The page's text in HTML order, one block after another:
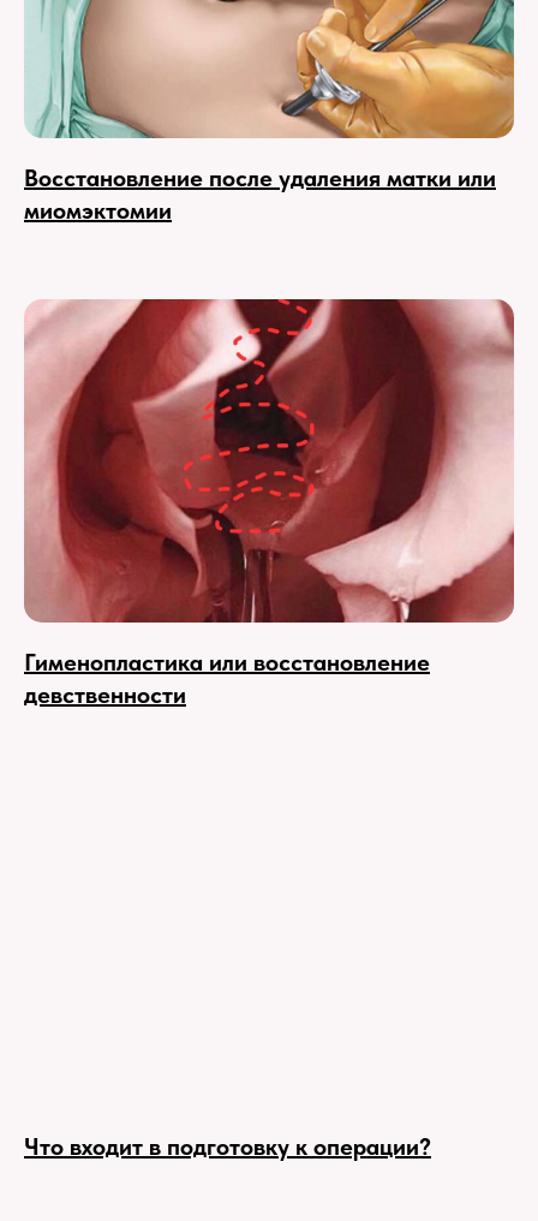
Восстановление после удаления матки или
миомэктомии
Гименопластика или восстановление
девственности
Что входит в подготовку к операции?